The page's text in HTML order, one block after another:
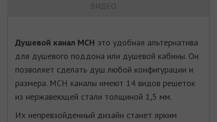
ВИДЕО
Душевой канал МСН это удобная альтернатива
для душевого поддона или душевой кабины. Он
позволяет сделать душ любой конфигурации и
размера. MСН каналы имеют 14 видов решеток
из нержавеющей стали толщиной 1,5 мм.
Их непревзойденный дизайн станет ярким